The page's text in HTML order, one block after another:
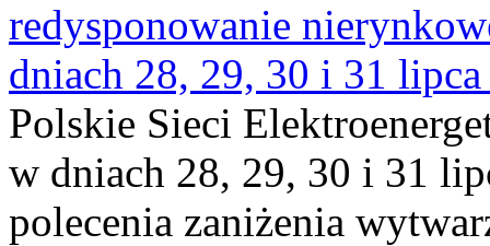
redysponowanie
dniach 28, 29, 30 i 31
Polskie Sieci
w dniach 28, 29, 30 i 31
polecenia zaniżenia